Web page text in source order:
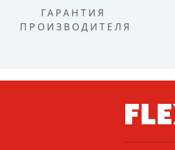
ГАРАНТИЯ
ПРОИЗВОДИТЕЛЯ